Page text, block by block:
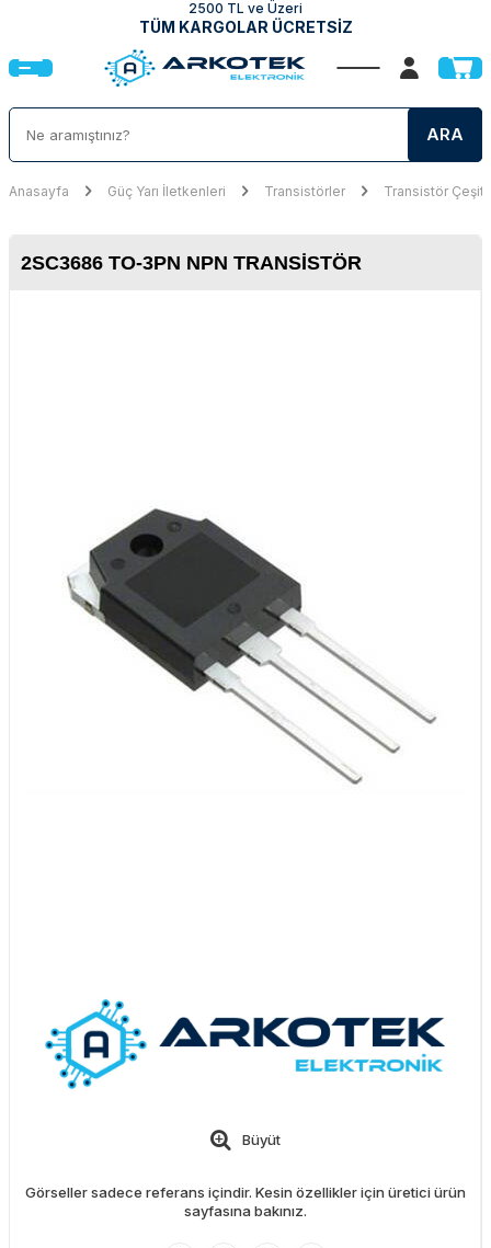
2500 TL ve Üzeri
TÜM KARGOLAR ÜCRETSİZ
ARA
Anasayfa Güç Yarı İletkenleri Transistörler Transistör
2SC3686 TO-3PN NPN TRANSISTÖR
Büyüt
Görseller sadece referans içindir. Kesin özellikler için üretici ürün
sayfasına bakınız.